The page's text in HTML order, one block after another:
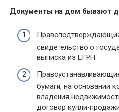
Документы на дом бывают
свидетельство о
выписка из ЕГРН.
бумаги, на основании
владения
договор купли-